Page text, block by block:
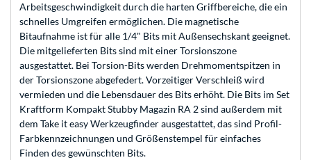
Arbeitsgeschwindigkeit durch die harten Griffbereiche, die ein
schnelles Umgreifen ermöglichen. Die magnetische
Bitaufnahme ist für alle 1/4" Bits mit Außensechskant geeignet.
Die mitgelieferten Bits sind mit einer Torsionszone
ausgestattet. Bei Torsion-Bits werden Drehmomentspitzen in
der Torsionszone abgefedert. Vorzeitiger Verschleiß wird
vermieden und die Lebensdauer des Bits erhöht. Die Bits im Set
Kraftform Kompakt Stubby Magazin RA 2 sind außerdem mit
dem Take it easy Werkzeugfinder ausgestattet, das sind Profil-
Farbkennzeichnungen und Größenstempel für einfaches
Finden des gewünschten Bits.